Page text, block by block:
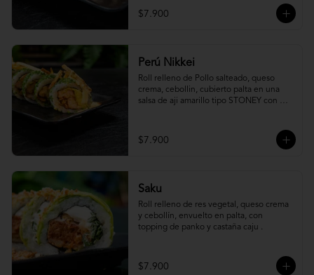
$7.900
Perú Nikkei
Roll relleno de Pollo salteado, queso
crema, cebollin, cubierto palta en una
salsa de aji amarillo tipo STONEY con
$7.900
Saku
Roll relleno de res vegetal, queso crema
y cebollín, envuelto en palta, con
topping de panko y castaña caju .
$7.900